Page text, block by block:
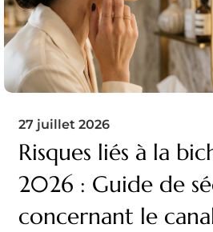
27 juillet 2026
Risques liés à la
2026 : Guide de
concernant le